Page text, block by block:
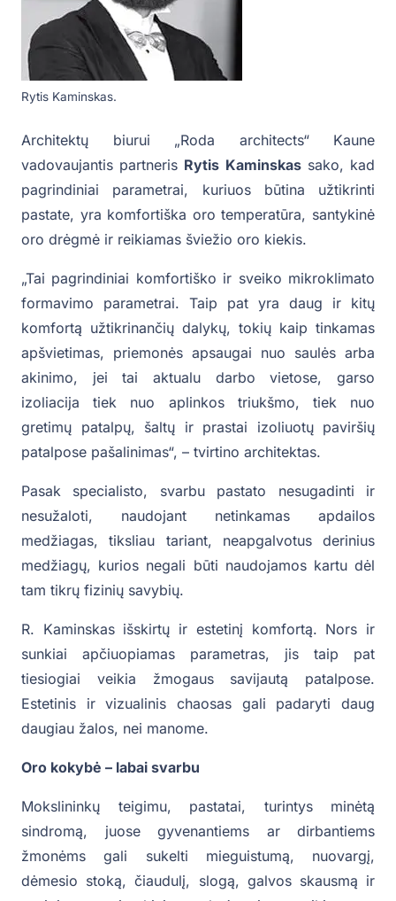
Rytis Kaminskas.
Architektų biurui „Roda architects“ Kaune
vadovaujantis partneris Rytis Kaminskassako, kad
pagrindiniai parametrai, kuriuos būtina užtikrinti
pastate, yra komfortiška oro temperatūra, santykinė
oro drėgmė ir reikiamas šviežio oro kiekis.
„Tai pagrindiniai komfortiško ir sveiko mikroklimato
formavimo parametrai. Taip pat yra daug ir kitų
komfortą užtikrinančių dalykų, tokių kaip tinkamas
apšvietimas, priemonės apsaugai nuo saulės arba
akinimo, jei tai aktualu darbo vietose, garso
izoliacija tiek nuo aplinkos triukšmo, tiek nuo
gretimų patalpų, šaltų ir prastai izoliuotų paviršių
patalpose pašalinimas“, – tvirtino architektas.
Pasak specialisto, svarbu pastato nesugadinti ir
nesužaloti, naudojant netinkamas apdailos
medžiagas, tiksliau tariant, neapgalvotus derinius
medžiagų, kurios negali būti naudojamos kartu dėl
tam tikrų fizinių savybių.
R. Kaminskas išskirtų ir estetinį komfortą. Nors ir
sunkiai apčiuopiamas parametras, jis taip pat
tiesiogiai veikia žmogaus savijautą patalpose.
Estetinis ir vizualinis chaosas gali padaryti daug
daugiau žalos, nei manome.
Oro kokybė – labai svarbu
Mokslininkų teigimu, pastatai, turintys minėtą
sindromą, juose gyvenantiems ar dirbantiems
žmonėms gali sukelti mieguistumą, nuovargį,
dėmesio stoką, čiaudulį, slogą, galvos skausmą ir